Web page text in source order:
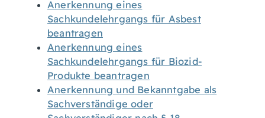
Anerkennung eines
Sachkundelehrgangs für Asbest
beantragen
Anerkennung eines
Sachkundelehrgangs für Biozid-
Produkte beantragen
Anerkennung und Bekanntgabe als
Sachverständige oder